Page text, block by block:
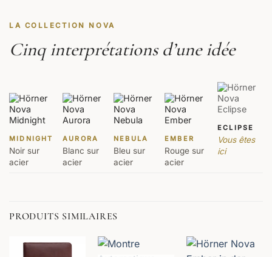
LA COLLECTION NOVA
Cinq interprétations d’une idée
MIDNIGHT
Noir sur
acier
AURORA
Blanc sur
acier
NEBULA
Bleu sur
acier
EMBER
Rouge sur
acier
ECLIPSE
Vous êtes
ici
PRODUITS SIMILAIRES